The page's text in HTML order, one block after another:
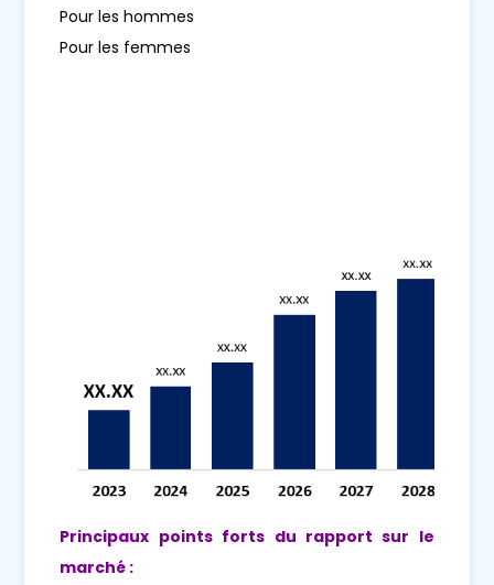
Pour les hommes
Pour les femmes
Principaux points forts du rapport sur le
marché :